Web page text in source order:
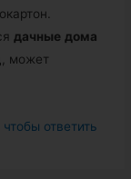
дачные дома
может
ответить